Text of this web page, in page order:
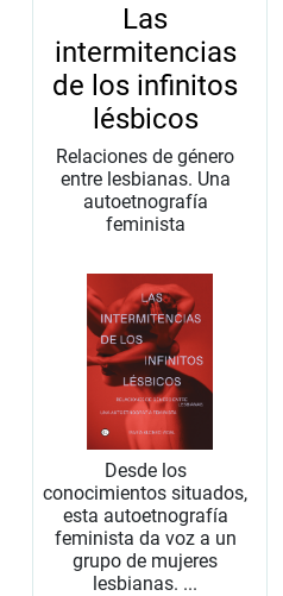
Las
intermitencias
de los infinitos
lésbicos
Relaciones de género
entre lesbianas. Una
autoetnografía
feminista
Desde los
conocimientos situados,
esta autoetnografía
feminista da voz a un
grupo de mujeres
lesbianas. ...